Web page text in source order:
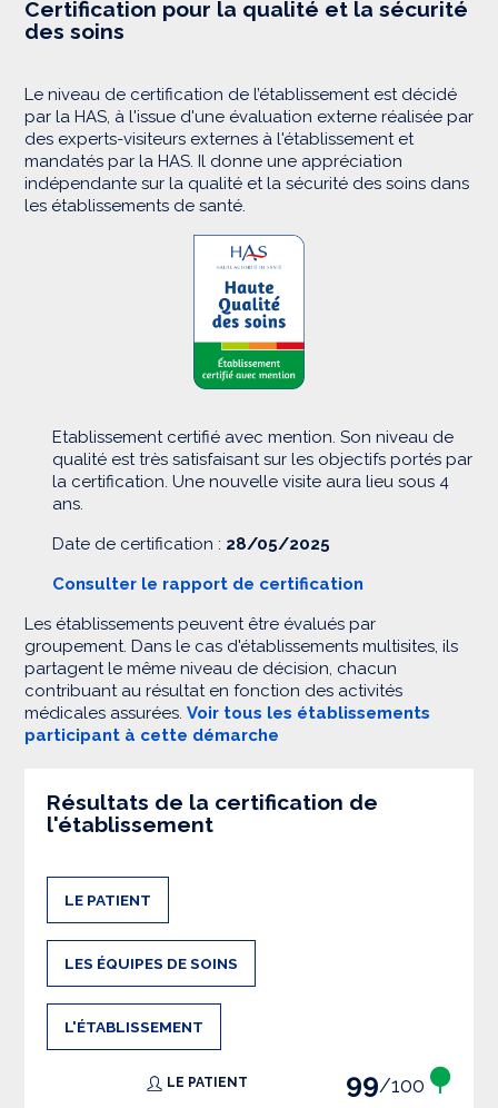
Certification pour la qualité et la sécurité
des soins
Le niveau de certification de l’établissement est décidé
par la HAS, à l'issue d'une évaluation externe réalisée par
des experts-visiteurs externes à l'établissement et
mandatés par la HAS. Il donne une appréciation
indépendante sur la qualité et la sécurité des soins dans
les établissements de santé.
Etablissement certifié avec mention. Son niveau de
qualité est très satisfaisant sur les objectifs portés par
la certification. Une nouvelle visite aura lieu sous 4
ans.
Date de certification : 28/05/2025
Consulter le rapport de certification
Les établissements peuvent être évalués par
groupement. Dans le cas d'établissements multisites, ils
partagent le même niveau de décision, chacun
contribuant au résultat en fonction des activités
médicales assurées. Voir tous les établissements
participant à cette démarche
Résultats de la certification de
l'établissement
LE PATIENT
LES ÉQUIPES DE SOINS
L'ÉTABLISSEMENT
LE PATIENT 99/100